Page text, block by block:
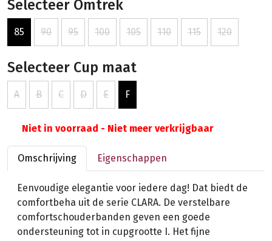
Selecteer Omtrek
85 90 95 100 105 110 115 120
Selecteer Cup maat
A B C D E F
Niet in voorraad - Niet meer verkrijgbaar
Omschrijving Eigenschappen
Eenvoudige elegantie voor iedere dag! Dat biedt de
comfortbeha uit de serie CLARA. De verstelbare
comfortschouderbanden geven een goede
ondersteuning tot in cupgrootte I. Het fijne